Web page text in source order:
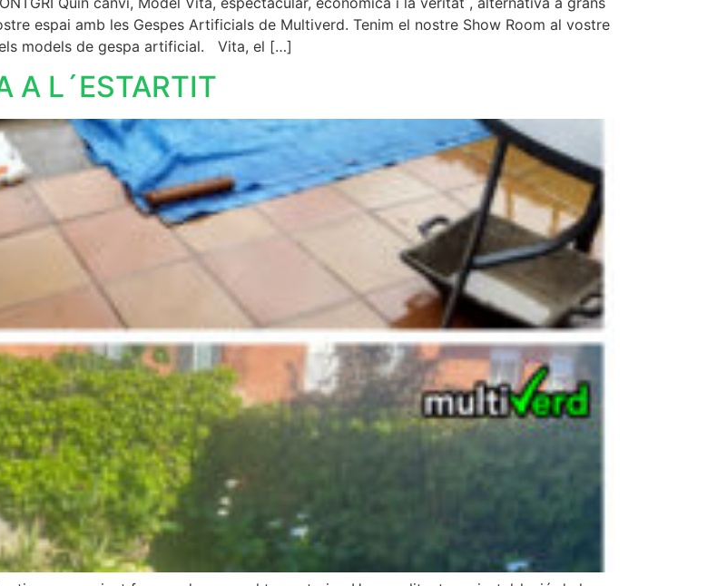
espai amb les Gespes Artificials de Multiverd. Tenim el nostre Show Room al vostre
models de gespa artificial. Vita, el […]
A L´ESTARTIT